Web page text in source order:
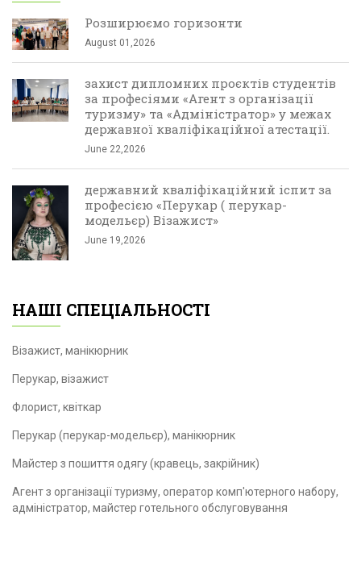
Розширюємо горизонти
August 01,2026
захист дипломних проєктів студентів
за професіями «Агент з організації
туризму» та «Адміністратор» у межах
державної кваліфікаційної атестації.
June 22,2026
державний кваліфікаційний іспит за
професією «Перукар ( перукар-
модельєр) Візажист»
June 19,2026
НАШІ СПЕЦІАЛЬНОСТІ
Візажист, манікюрник
Перукар, візажист
Флорист, квіткар
Перукар (перукар-модельєр), манікюрник
Майстер з пошиття одягу (кравець, закрійник)
Агент з організації туризму, оператор комп'ютерного набору,
адміністратор, майстер готельного обслуговування